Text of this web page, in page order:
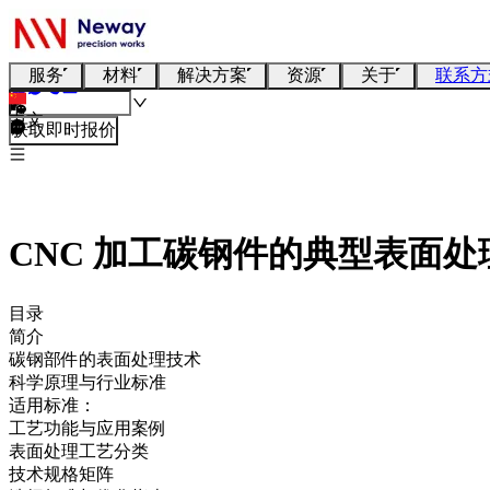
服务 材料 解决方案 资源 关于 联系
中文
获取即时报价
CNC 加工碳钢件的典型表面处
目录
简介
碳钢部件的表面处理技术
科学原理与行业标准
适用标准：
工艺功能与应用案例
表面处理工艺分类
技术规格矩阵